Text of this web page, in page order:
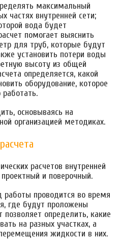
максимальный
частях внутренней сети;
вода будет
помогает выяснить
для труб, которые будут
установить потери воды
высоту из общей
определяется, какой
оборудование, которое
основываясь на
организацией методиках.
расчетов внутренней
и поверочный.
работы проводится во время
где будут проложены
позволяет определить, какие
на разных участках, а
жидкости в них.